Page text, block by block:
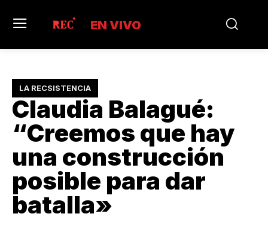
EN VIVO
LA RECSISTENCIA
Claudia Balagué:
“Creemos que hay
una construcción
posible para dar
batalla»